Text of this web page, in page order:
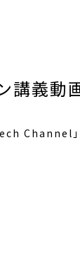
講義動
Channel